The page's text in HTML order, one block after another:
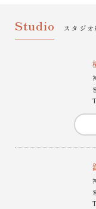
Studio スタジ